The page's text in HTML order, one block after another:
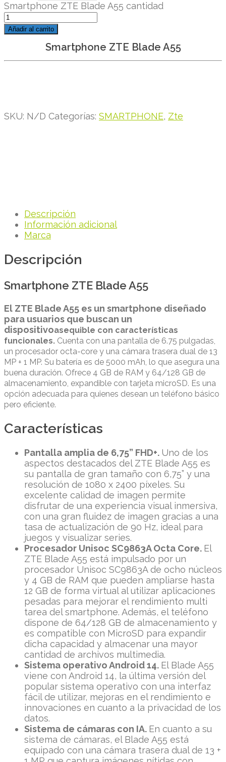
Smartphone ZTE Blade A55 cantidad
Añadir al carrito
Smartphone ZTE Blade A55
SKU: N/D Categorías: SMARTPHONE, Zte
Descripción
Información adicional
Marca
Descripción
Smartphone ZTE Blade A55
El ZTE Blade A55 es un smartphone diseñado
para usuarios que buscan un
dispositivoasequible con características
funcionales. Cuenta con una pantalla de 6.75 pulgadas,
un procesador octa-core y una cámara trasera dual de 13
MP + 1 MP. Su batería es de 5000 mAh, lo que asegura una
buena duración. Ofrece 4 GB de RAM y 64/128 GB de
almacenamiento, expandible con tarjeta microSD. Es una
opción adecuada para quienes desean un teléfono básico
pero eficiente.
Características
Pantalla amplia de 6,75” FHD+. Uno de los
aspectos destacados del ZTE Blade A55 es
su pantalla de gran tamaño con 6,75” y una
resolución de 1080 x 2400 píxeles. Su
excelente calidad de imagen permite
disfrutar de una experiencia visual inmersiva,
con una gran fluidez de imagen gracias a una
tasa de actualización de 90 Hz, ideal para
juegos y visualizar series.
Procesador Unisoc SC9863A Octa Core. El
ZTE Blade A55 está impulsado por un
procesador Unisoc SC9863A de ocho núcleos
y 4 GB de RAM que pueden ampliarse hasta
12 GB de forma virtual al utilizar aplicaciones
pesadas para mejorar el rendimiento multi
tarea del smartphone. Además, el teléfono
dispone de 64/128 GB de almacenamiento y
es compatible con MicroSD para expandir
dicha capacidad y almacenar una mayor
cantidad de archivos multimedia.
Sistema operativo Android 14. El Blade A55
viene con Android 14, la última versión del
popular sistema operativo con una interfaz
fácil de utilizar, mejoras en el rendimiento e
innovaciones en cuanto a la privacidad de los
datos.
Sistema de cámaras con IA. En cuanto a su
sistema de cámaras, el Blade A55 está
equipado con una cámara trasera dual de 13 +